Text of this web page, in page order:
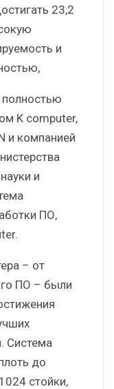
23,2
и
K computer,
и компанией
и
ПО,
– от
ПО – были
Система
до
стойки,